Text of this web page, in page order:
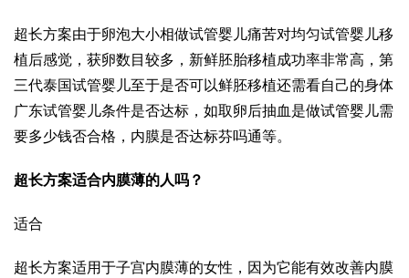
超长方案由于卵泡大小相做试管婴儿痛苦对均匀试管婴儿移
植后感觉 ，获卵数目较多，新鲜胚胎移植成功率非常高， 第
三代泰国试管婴儿至于是否可以鲜胚移植还需看自己的身体
广东试管婴儿条件是否达标，如取卵后抽血是做试管婴儿需
要多少钱否合格，内膜是否达标芬吗通等。
超长方案适合内膜薄的人吗？
适合
超长方案适用于子宫内膜薄的女性，因为它能有效改善内膜